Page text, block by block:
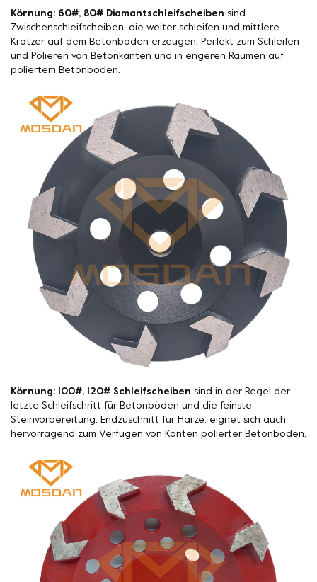
Körnung: 60#, 80# Diamantschleifscheiben sind
Zwischenschleifscheiben, die weiter schleifen und mittlere
Kratzer auf dem Betonboden erzeugen. Perfekt zum Schleifen
und Polieren von Betonkanten und in engeren Räumen auf
poliertem Betonboden.
Körnung: 100#, 120# Schleifscheiben sind in der Regel der
letzte Schleifschritt für Betonböden und die feinste
Steinvorbereitung. Endzuschnitt für Harze, eignet sich auch
hervorragend zum Verfugen von Kanten polierter Betonböden.